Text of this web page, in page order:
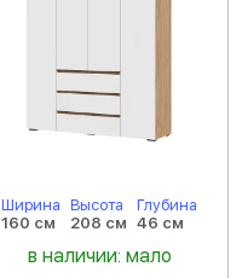
Ширина
160 см
Высота
208 см
Глубина
46 см
в наличии: мало